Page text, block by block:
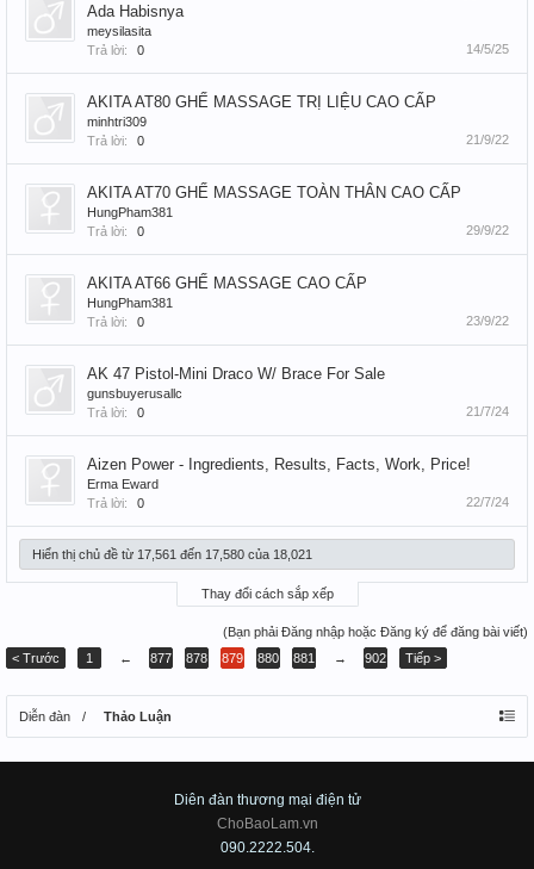
Ada Habisnya
meysilasita
Trả lời:
0 14/5/25
AKITA AT80 GHẾ MASSAGE TRỊ LIỆU CAO CẤP
minhtri309
Trả lời:
0 21/9/22
AKITA AT70 GHẾ MASSAGE TOÀN THÂN CAO CẤP
HungPham381
Trả lời:
0 29/9/22
AKITA AT66 GHẾ MASSAGE CAO CẤP
HungPham381
Trả lời:
0 23/9/22
AK 47 Pistol-Mini Draco W/ Brace For Sale
gunsbuyerusallc
Trả lời:
0 21/7/24
Aizen Power - Ingredients, Results, Facts, Work, Price!
Erma Eward
Trả lời:
0 22/7/24
Hiển thị chủ đề từ 17,561 đến 17,580 của 18,021
Thay đổi cách sắp xếp
(Bạn phải Đăng nhập hoặc Đăng ký để đăng bài viết)
< Trước
1 ← 877 878 879 880 881 → 902 Tiếp >
Diễn đàn Thảo Luận
Diên đàn thương mại điện tử
ChoBaoLam.vn
090.2222.504.